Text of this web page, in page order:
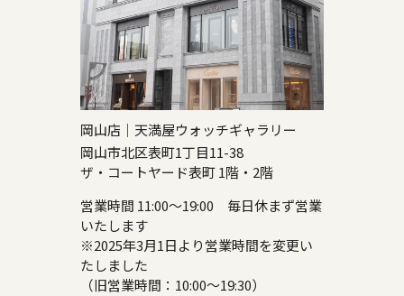
岡山店｜天満屋ウォッチギャラリー
岡山市北区表町1丁目11-38
ザ・コートヤード表町 1階・2階
営業時間 11:00～19:00 毎日休まず営業
いたします
※2025年3月1日より営業時間を変更い
たしました
（旧営業時間：10:00～19:30）